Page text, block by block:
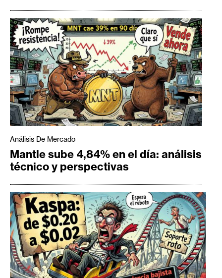
Análisis De Mercado
Mantle sube 4,84% en el día: análisis
técnico y perspectivas